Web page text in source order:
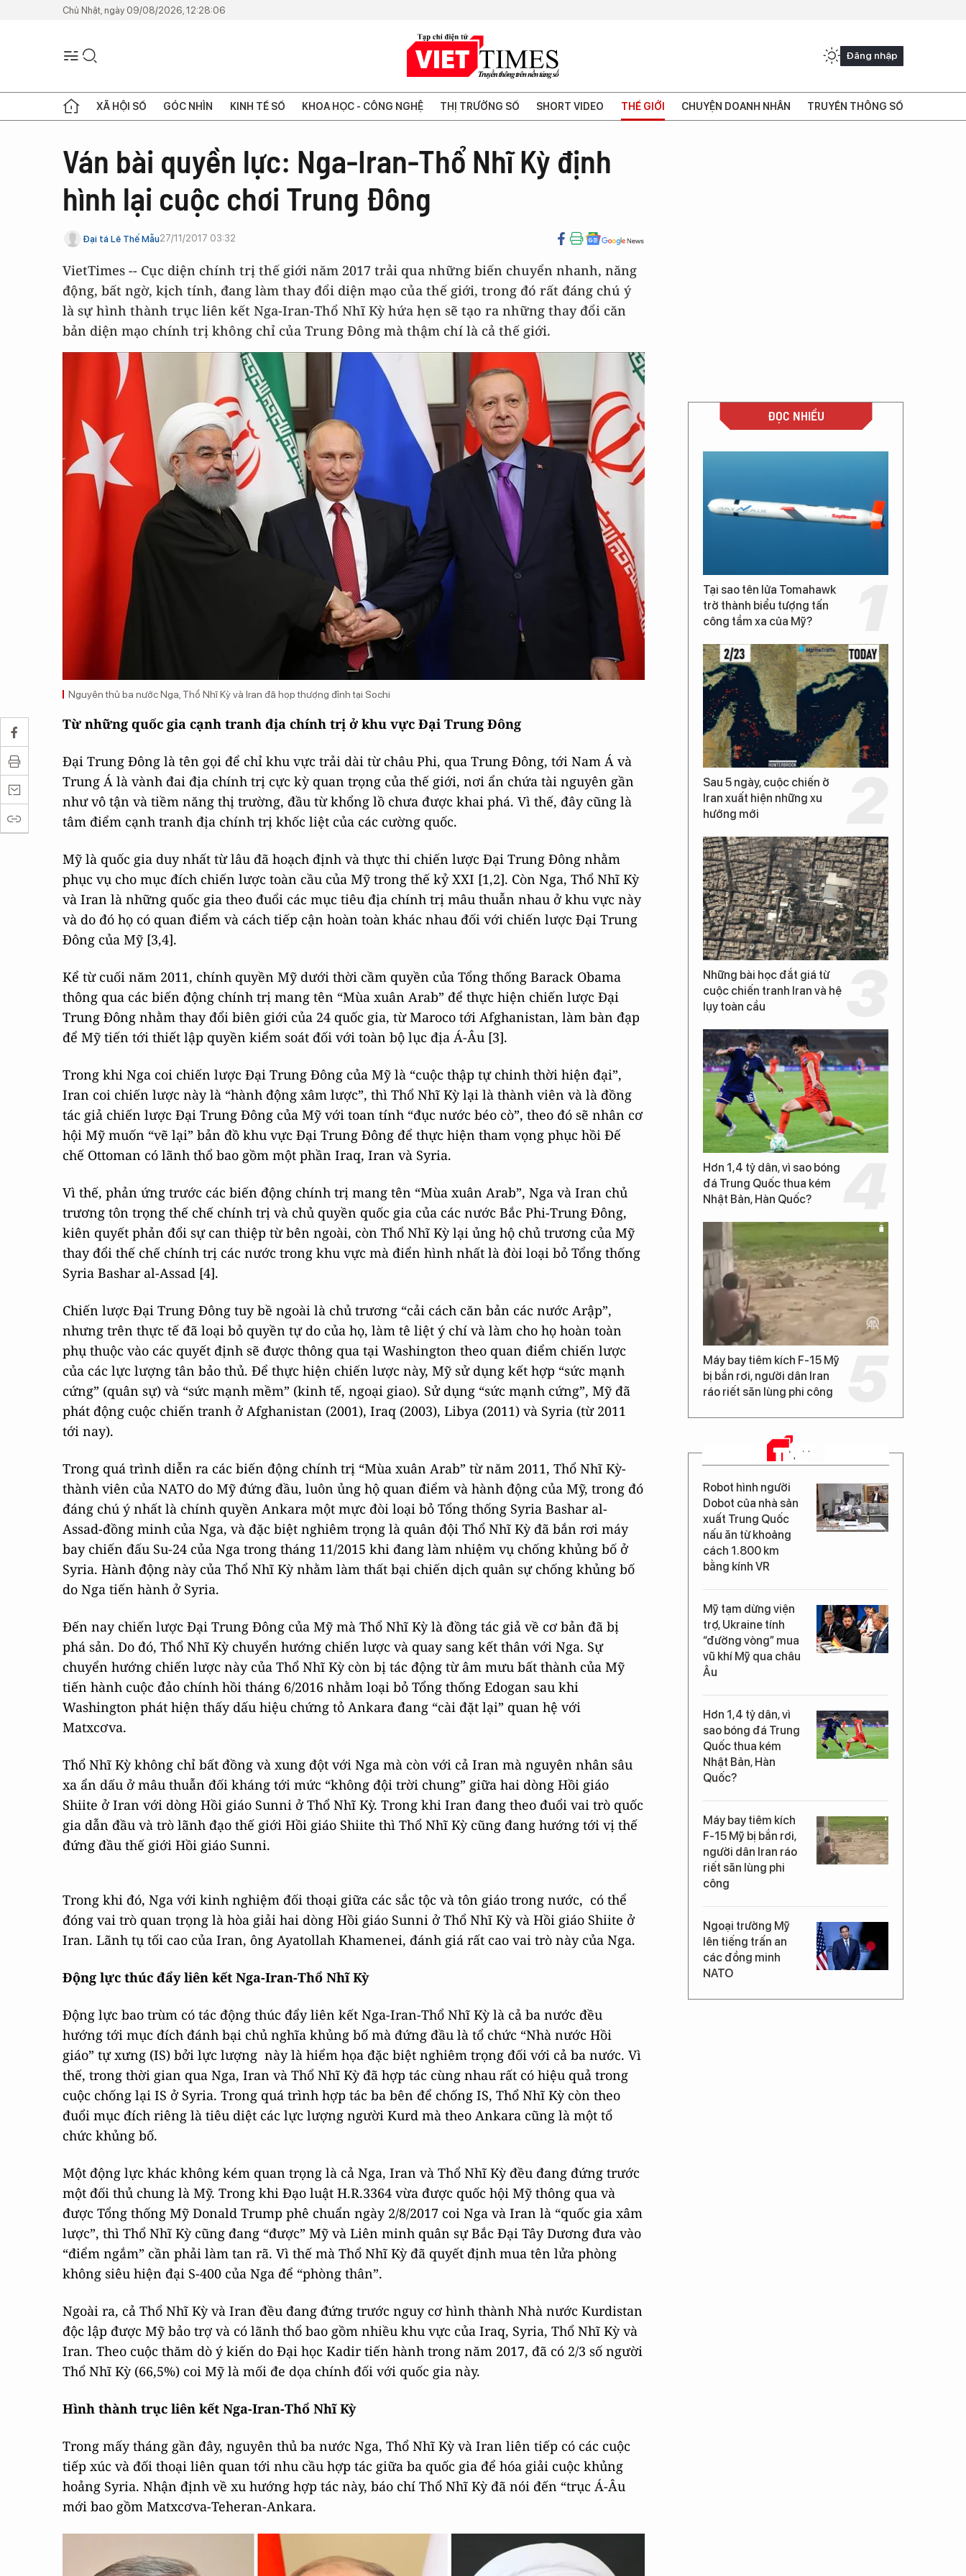
Chủ Nhật, ngày 09/08/2026, 12:28:06
Đăng nhập
XÃ HỘI SỐ GÓC NHÌN KINH TẾ SỐ KHOA HỌC - CÔNG NGHỆ THỊ TRƯỜNG SỐ SHORT VIDEO THẾ GIỚI CHUYỆN DOANH NHÂN TRUYỀN THÔNG SỐ
Ván bài quyền lực: Nga-Iran-Thổ Nhĩ Kỳ định
hình lại cuộc chơi Trung Đông
Đại tá Lê Thế Mẫu27/11/2017 03:32
VietTimes -- Cục diện chính trị thế giới năm 2017 trải qua những biến chuyển nhanh, năng
động, bất ngờ, kịch tính, đang làm thay đổi diện mạo của thế giới, trong đó rất đáng chú ý
là sự hình thành trục liên kết Nga-Iran-Thổ Nhĩ Kỳ hứa hẹn sẽ tạo ra những thay đổi căn
bản diện mạo chính trị không chỉ của Trung Đông mà thậm chí là cả thế giới.
Nguyên thủ ba nước Nga, Thổ Nhĩ Kỳ và Iran đã họp thượng đỉnh tại Sochi
Từ những quốc gia cạnh tranh địa chính trị ở khu vực Đại Trung Đông
Đại Trung Đông là tên gọi để chỉ khu vực trải dài từ châu Phi, qua Trung Đông, tới Nam Á và
Trung Á là vành đai địa chính trị cực kỳ quan trọng của thế giới, nơi ẩn chứa tài nguyên gần
như vô tận và tiềm năng thị trường, đầu từ khổng lồ chưa được khai phá. Vì thế, đây cũng là
tâm điểm cạnh tranh địa chính trị khốc liệt của các cường quốc.
Mỹ là quốc gia duy nhất từ lâu đã hoạch định và thực thi chiến lược Đại Trung Đông nhằm
phục vụ cho mục đích chiến lược toàn cầu của Mỹ trong thế kỷ XXI [1,2]. Còn Nga, Thổ Nhĩ Kỳ
và Iran là những quốc gia theo đuổi các mục tiêu địa chính trị mâu thuẫn nhau ở khu vực này
và do đó họ có quan điểm và cách tiếp cận hoàn toàn khác nhau đối với chiến lược Đại Trung
Đông của Mỹ [3,4].
Kể từ cuối năm 2011, chính quyền Mỹ dưới thời cầm quyền của Tổng thống Barack Obama
thông qua các biến động chính trị mang tên “Mùa xuân Arab” để thực hiện chiến lược Đại
Trung Đông nhằm thay đổi biên giới của 24 quốc gia, từ Maroco tới Afghanistan, làm bàn đạp
để Mỹ tiến tới thiết lập quyền kiểm soát đối với toàn bộ lục địa Á-Âu [3].
Trong khi Nga coi chiến lược Đại Trung Đông của Mỹ là “cuộc thập tự chinh thời hiện đại”,
Iran coi chiến lược này là “hành động xâm lược”, thì Thổ Nhĩ Kỳ lại là thành viên và là đồng
tác giả chiến lược Đại Trung Đông của Mỹ với toan tính “đục nước béo cò”, theo đó sẽ nhân cơ
hội Mỹ muốn “vẽ lại” bản đồ khu vực Đại Trung Đông để thực hiện tham vọng phục hồi Đế
chế Ottoman có lãnh thổ bao gồm một phần Iraq, Iran và Syria.
Vì thế, phản ứng trước các biến động chính trị mang tên “Mùa xuân Arab”, Nga và Iran chủ
trương tôn trọng thế chế chính trị và chủ quyền quốc gia của các nước Bắc Phi-Trung Đông,
kiên quyết phản đổi sự can thiệp từ bên ngoài, còn Thổ Nhĩ Kỳ lại ủng hộ chủ trương của Mỹ
thay đổi thế chế chính trị các nước trong khu vực mà điển hình nhất là đòi loại bỏ Tổng thống
Syria Bashar al-Assad [4].
Chiến lược Đại Trung Đông tuy bề ngoài là chủ trương “cải cách căn bản các nước Arập”,
nhưng trên thực tế đã loại bỏ quyền tự do của họ, làm tê liệt ý chí và làm cho họ hoàn toàn
phụ thuộc vào các quyết định sẽ được thông qua tại Washington theo quan điểm chiến lược
của các lực lượng tân bảo thủ. Để thực hiện chiến lược này, Mỹ sử dụng kết hợp “sức mạnh
cứng” (quân sự) và “sức mạnh mềm” (kinh tế, ngoại giao). Sử dụng “sức mạnh cứng”, Mỹ đã
phát động cuộc chiến tranh ở Afghanistan (2001), Iraq (2003), Libya (2011) và Syria (từ 2011
tới nay).
Trong quá trình diễn ra các biến động chính trị “Mùa xuân Arab” từ năm 2011, Thổ Nhĩ Kỳ-
thành viên của NATO do Mỹ đứng đầu, luôn ủng hộ quan điểm và hành động của Mỹ, trong đó
đáng chú ý nhất là chính quyền Ankara một mực đòi loại bỏ Tổng thống Syria Bashar al-
Assad-đồng minh của Nga, và đặc biệt nghiêm trọng là quân đội Thổ Nhĩ Kỳ đã bắn rơi máy
bay chiến đấu Su-24 của Nga trong tháng 11/2015 khi đang làm nhiệm vụ chống khủng bố ở
Syria. Hành động này của Thổ Nhĩ Kỳ nhằm làm thất bại chiến dịch quân sự chống khủng bố
do Nga tiến hành ở Syria.
Đến nay chiến lược Đại Trung Đông của Mỹ mà Thổ Nhĩ Kỳ là đồng tác giả về cơ bản đã bị
phá sản. Do đó, Thổ Nhĩ Kỳ chuyển hướng chiến lược và quay sang kết thân với Nga. Sự
chuyển hướng chiến lược này của Thổ Nhĩ Kỳ còn bị tác động từ âm mưu bất thành của Mỹ
tiến hành cuộc đảo chính hồi tháng 6/2016 nhằm loại bỏ Tổng thống Edogan sau khi
Washington phát hiện thấy dấu hiệu chứng tỏ Ankara đang “cài đặt lại” quan hệ với
Matxcơva.
Thổ Nhĩ Kỳ không chỉ bất đồng và xung đột với Nga mà còn với cả Iran mà nguyên nhân sâu
xa ẩn dấu ở mâu thuẫn đối kháng tới mức “không đội trời chung” giữa hai dòng Hồi giáo
Shiite ở Iran với dòng Hồi giáo Sunni ở Thổ Nhĩ Kỳ. Trong khi Iran đang theo đuổi vai trò quốc
gia dẫn đầu và trò lãnh đạo thế giới Hồi giáo Shiite thì Thổ Nhĩ Kỳ cũng đang hướng tới vị thế
đứng đầu thế giới Hồi giáo Sunni.
Trong khi đó, Nga với kinh nghiệm đối thoại giữa các sắc tộc và tôn giáo trong nước, có thể
đóng vai trò quan trọng là hòa giải hai dòng Hồi giáo Sunni ở Thổ Nhĩ Kỳ và Hồi giáo Shiite ở
Iran. Lãnh tụ tối cao của Iran, ông Ayatollah Khamenei, đánh giá rất cao vai trò này của Nga.
Động lực thúc đẩy liên kết Nga-Iran-Thổ Nhĩ Kỳ
Động lực bao trùm có tác động thúc đẩy liên kết Nga-Iran-Thổ Nhĩ Kỳ là cả ba nước đều
hướng tới mục đích đánh bại chủ nghĩa khủng bố mà đứng đầu là tổ chức “Nhà nước Hồi
giáo” tự xưng (IS) bởi lực lượng này là hiểm họa đặc biệt nghiêm trọng đối với cả ba nước. Vì
thế, trong thời gian qua Nga, Iran và Thổ Nhĩ Kỳ đã hợp tác cùng nhau rất có hiệu quả trong
cuộc chống lại IS ở Syria. Trong quá trình hợp tác ba bên để chống IS, Thổ Nhĩ Kỳ còn theo
đuổi mục đích riêng là tiêu diệt các lực lượng người Kurd mà theo Ankara cũng là một tổ
chức khủng bố.
Một động lực khác không kém quan trọng là cả Nga, Iran và Thổ Nhĩ Kỳ đều đang đứng trước
một đối thủ chung là Mỹ. Trong khi Đạo luật H.R.3364 vừa được quốc hội Mỹ thông qua và
được Tổng thống Mỹ Donald Trump phê chuẩn ngày 2/8/2017 coi Nga và Iran là “quốc gia xâm
lược”, thì Thổ Nhĩ Kỳ cũng đang “được” Mỹ và Liên minh quân sự Bắc Đại Tây Dương đưa vào
“điểm ngắm” cần phải làm tan rã. Vì thế mà Thổ Nhĩ Kỳ đã quyết định mua tên lửa phòng
không siêu hiện đại S-400 của Nga để “phòng thân”.
Ngoài ra, cả Thổ Nhĩ Kỳ và Iran đều đang đứng trước nguy cơ hình thành Nhà nước Kurdistan
độc lập được Mỹ bảo trợ và có lãnh thổ bao gồm nhiều khu vực của Iraq, Syria, Thổ Nhĩ Kỳ và
Iran. Theo cuộc thăm dò ý kiến do Đại học Kadir tiến hành trong năm 2017, đã có 2/3 số người
Thổ Nhĩ Kỳ (66,5%) coi Mỹ là mối đe dọa chính đối với quốc gia này.
Hình thành trục liên kết Nga-Iran-Thổ Nhĩ Kỳ
Trong mấy tháng gần đây, nguyên thủ ba nước Nga, Thổ Nhĩ Kỳ và Iran liên tiếp có các cuộc
tiếp xúc và đối thoại liên quan tới nhu cầu hợp tác giữa ba quốc gia để hóa giải cuộc khủng
hoảng Syria. Nhận định về xu hướng hợp tác này, báo chí Thổ Nhĩ Kỳ đã nói đến “trục Á-Âu
mới bao gồm Matxcơva-Teheran-Ankara.
ĐỌC NHIỀU
Tại sao tên lửa Tomahawk
trở thành biểu tượng tấn
công tầm xa của Mỹ?
Sau 5 ngày, cuộc chiến ở
Iran xuất hiện những xu
hướng mới
Những bài học đắt giá từ
cuộc chiến tranh Iran và hệ
lụy toàn cầu
Hơn 1,4 tỷ dân, vì sao bóng
đá Trung Quốc thua kém
Nhật Bản, Hàn Quốc?
Máy bay tiêm kích F-15 Mỹ
bị bắn rơi, người dân Iran
ráo riết săn lùng phi công
TIN MỚI
Robot hình người
Dobot của nhà sản
xuất Trung Quốc
nấu ăn từ khoảng
cách 1.800 km
bằng kính VR
Mỹ tạm dừng viện
trợ, Ukraine tính
“đường vòng” mua
vũ khí Mỹ qua châu
Âu
Hơn 1,4 tỷ dân, vì
sao bóng đá Trung
Quốc thua kém
Nhật Bản, Hàn
Quốc?
Máy bay tiêm kích
F-15 Mỹ bị bắn rơi,
người dân Iran ráo
riết săn lùng phi
công
Ngoại trưởng Mỹ
lên tiếng trấn an
các đồng minh
NATO